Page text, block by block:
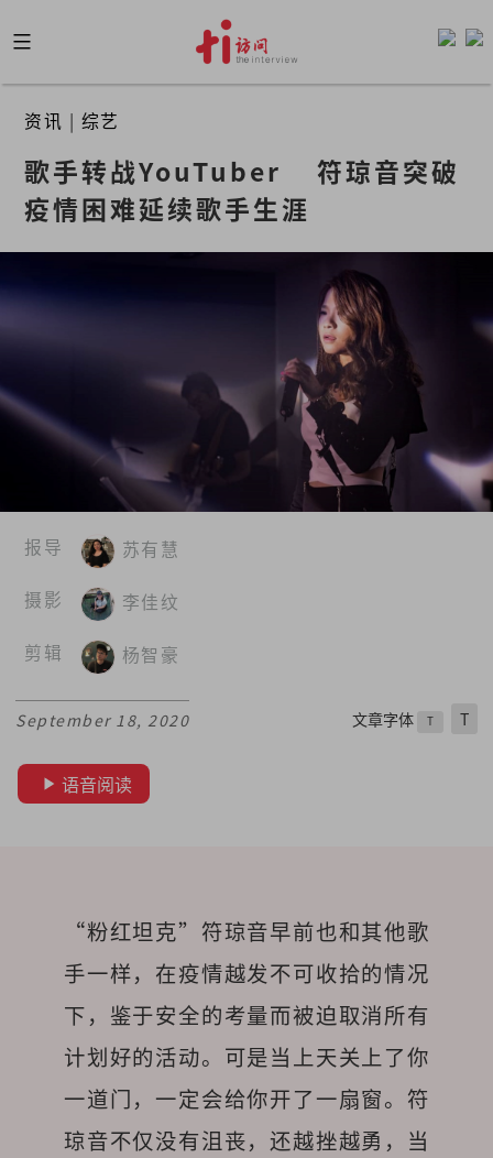
to
content
资讯 | 综艺
歌手转战YouTuber    符琼音突破
疫情困难延续歌手生涯
报导
苏有慧
摄影
李佳纹
剪辑
杨智豪
September 18, 2020 文章字体 T T
语音阅读
“粉红坦克”符琼音早前也和其他歌
手一样，在疫情越发不可收拾的情况
下，鉴于安全的考量而被迫取消所有
计划好的活动。可是当上天关上了你
一道门，一定会给你开了一扇窗。符
琼音不仅没有沮丧，还越挫越勇，当